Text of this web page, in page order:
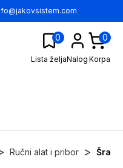
0
Lista željaNalog
0
Korpa
Ručni alat i pribor >